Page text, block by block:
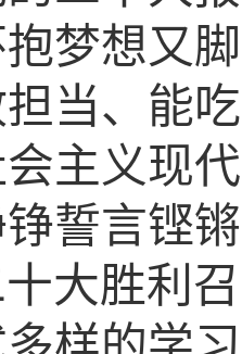
梦想又
当、能
主义现
誓言铿
大胜利